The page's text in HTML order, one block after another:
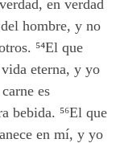
en verdad
hombre, y no
⁵⁴El que
eterna, y yo
es
bebida. ⁵⁶El que
en mí, y yo